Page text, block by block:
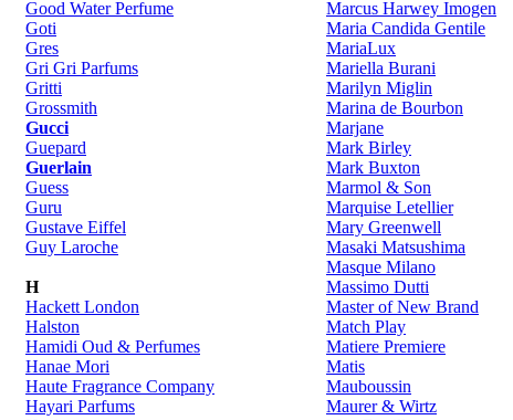
Good Water Perfume
Goti
Gres
Gri Gri Parfums
Gritti
Grossmith
Gucci
Guepard
Guerlain
Guess
Guru
Gustave Eiffel
Guy Laroche
H
Hackett London
Halston
Hamidi Oud & Perfumes
Hanae Mori
Haute Fragrance Company
Hayari Parfums
Marcus Harwey Imogen
Maria Candida Gentile
MariaLux
Mariella Burani
Marilyn Miglin
Marina de Bourbon
Marjane
Mark Birley
Mark Buxton
Marmol & Son
Marquise Letellier
Mary Greenwell
Masaki Matsushima
Masque Milano
Massimo Dutti
Master of New Brand
Match Play
Matiere Premiere
Matis
Mauboussin
Maurer & Wirtz